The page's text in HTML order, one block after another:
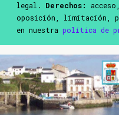
legal. Derechos:
oposición, limitación,
en nuestra política de